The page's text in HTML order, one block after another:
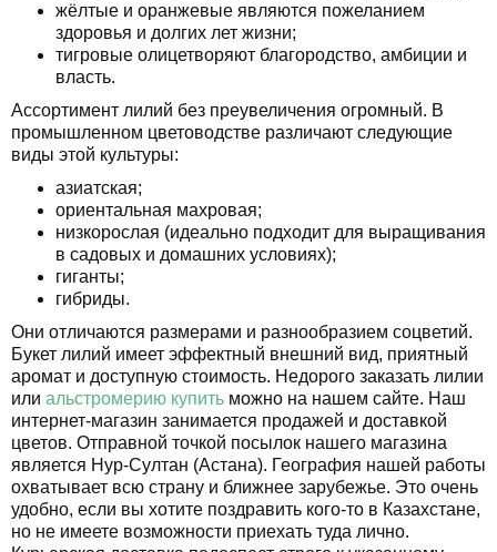
жёлтые и оранжевые являются пожеланием
здоровья и долгих лет жизни;
тигровые олицетворяют благородство, амбиции и
власть.
Ассортимент лилий без преувеличения огромный. В
промышленном цветоводстве различают следующие
виды этой культуры:
азиатская;
ориентальная махровая;
низкорослая (идеально подходит для выращивания
в садовых и домашних условиях);
гиганты;
гибриды.
Они отличаются размерами и разнообразием соцветий.
Букет лилий имеет эффектный внешний вид, приятный
аромат и доступную стоимость. Недорого заказать лилии
или альстромерию купить можно на нашем сайте. Наш
интернет-магазин занимается продажей и доставкой
цветов. Отправной точкой посылок нашего магазина
является Нур-Султан (Астана). География нашей работы
охватывает всю страну и ближнее зарубежье. Это очень
удобно, если вы хотите поздравить кого-то в Казахстане,
но не имеете возможности приехать туда лично.